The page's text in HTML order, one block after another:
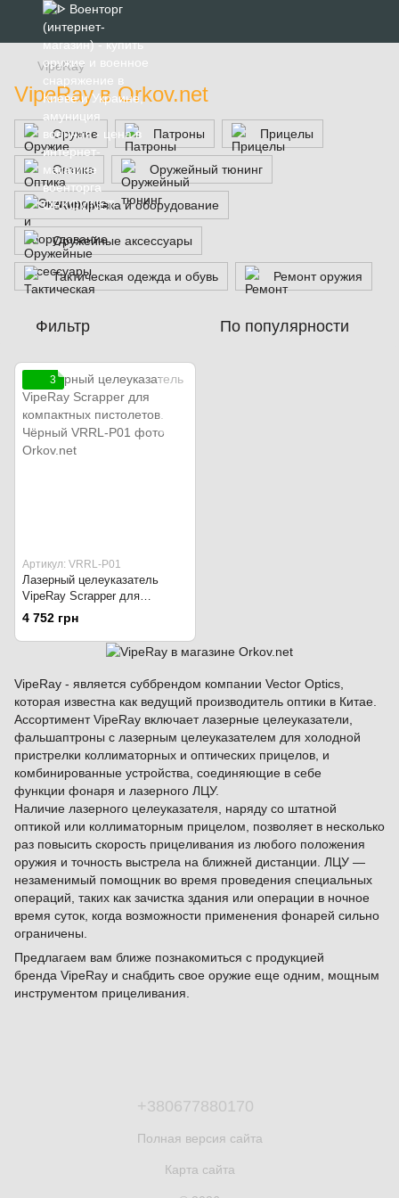
VipeRay
VipeRay в Orkov.net
Оружие Патроны Прицелы
Оптика Оружейный тюнинг
Экипировка и оборудование
Оружейные аксессуары
Тактическая одежда и обувь Ремонт оружия
Фильтр По популярности
3
Артикул: VRRL-P01
Лазерный целеуказатель
VipeRay Scrapper для
компактных пистолетов.
4 752 грн
VipeRay - является суббрендом компании Vector Optics,
которая известна как ведущий производитель оптики в Китае.
Ассортимент VipeRay включает лазерные целеуказатели,
фальшаптроны с лазерным целеуказателем для холодной
пристрелки коллиматорных и оптических прицелов, и
комбинированные устройства, соединяющие в себе
функции фонаря и лазерного ЛЦУ.
Наличие лазерного целеуказателя, наряду со штатной
оптикой или коллиматорным прицелом, позволяет в несколько
раз повысить скорость прицеливания из любого положения
оружия и точность выстрела на ближней дистанции. ЛЦУ —
незаменимый помощник во время проведения специальных
операций, таких как зачистка здания или операции в ночное
время суток, когда возможности применения фонарей сильно
ограничены.
Предлагаем вам ближе познакомиться с продукцией
бренда VipeRay и снабдить свое оружие еще одним, мощным
инструментом прицеливания.
+380677880170
Полная версия сайта
Карта сайта